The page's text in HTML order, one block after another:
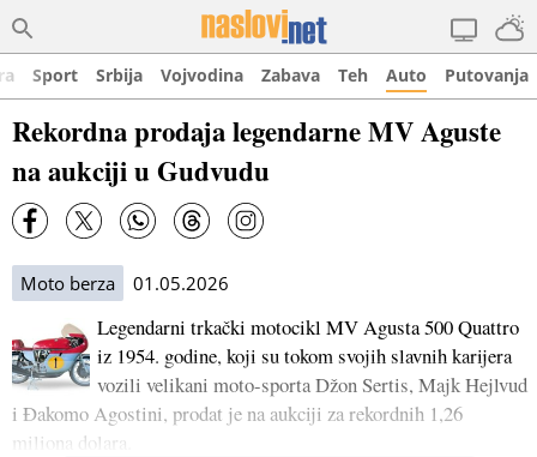
Sport Srbija Vojvodina Zabava Teh Auto Putovanja
Rekordna prodaja legendarne MV Aguste
na aukciji u Gudvudu
Moto berza 01.05.2026
Legendarni trkački motocikl MV Agusta 500 Quattro
iz 1954. godine, koji su tokom svojih slavnih karijera
vozili velikani moto-sporta Džon Sertis, Majk Hejlvud
i Đakomo Agostini, prodat je na aukciji za rekordnih 1,26
miliona dolara.